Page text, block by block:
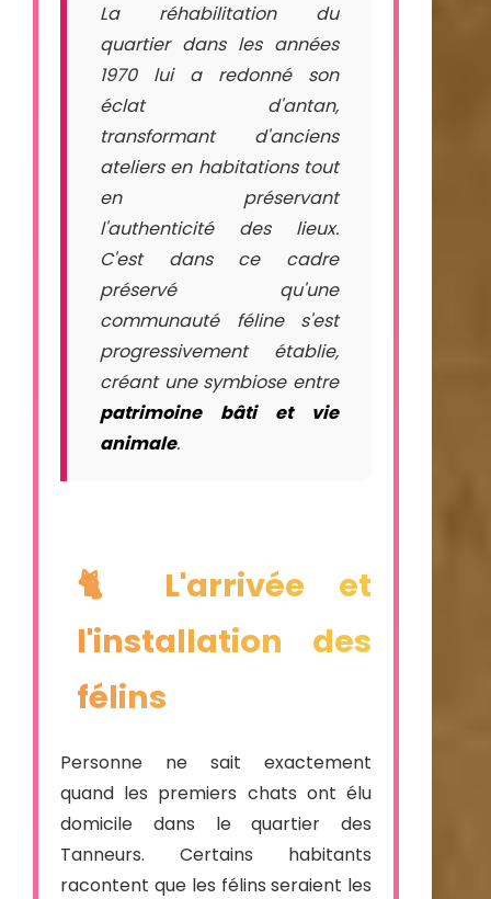
La réhabilitation du
quartier dans les années
1970 lui a redonné son
éclat d'antan,
transformant d'anciens
ateliers en habitations tout
en préservant
l'authenticité des lieux.
C'est dans ce cadre
préservé qu'une
communauté féline s'est
progressivement établie,
créant une symbiose entre
patrimoine bâti et vie
animale.
🐈 L'arrivée et
l'installation des
félins
Personne ne sait exactement
quand les premiers chats ont élu
domicile dans le quartier des
Tanneurs. Certains habitants
racontent que les félins seraient les